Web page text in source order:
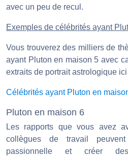
avec un peu de recul.
Exemples de célébrités ayant
Vous trouverez des milliers de
ayant Pluton en maison 5 avec
extraits de portrait astrologique ici
Célébrités ayant Pluton en
Pluton en maison 6
Les rapports que vous avez
collègues de travail
passionnelle et créer